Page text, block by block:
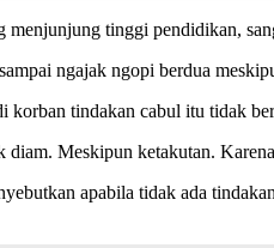
menjunjung tinggi pendidikan,
ngajak ngopi berdua
korban tindakan cabul itu tidak
Meskipun ketakutan.
apabila tidak ada